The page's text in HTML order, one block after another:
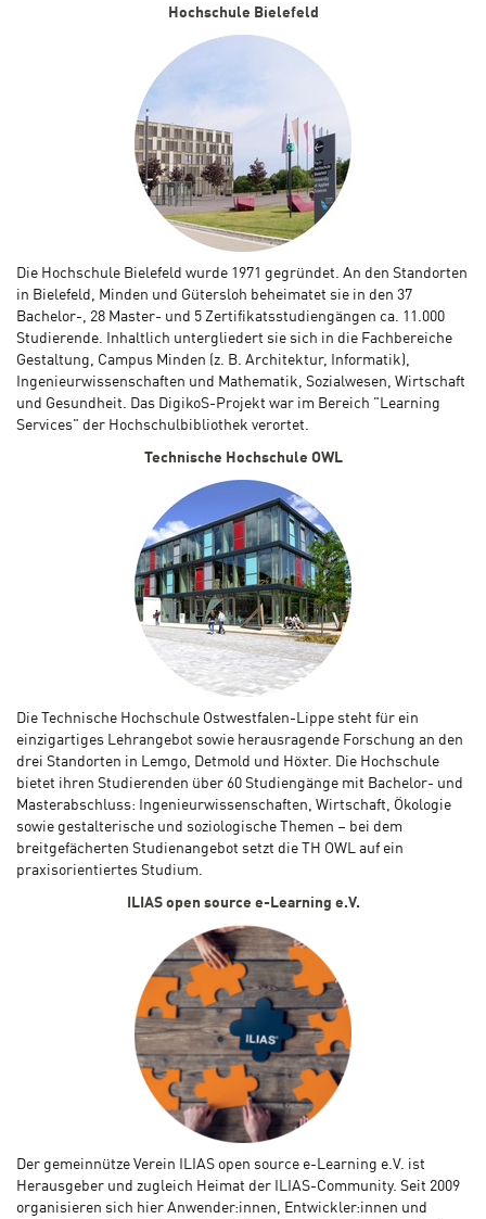
Hochschule Bielefeld
Die Hochschule Bielefeld wurde 1971 gegründet. An den Standorten
in Bielefeld, Minden und Gütersloh beheimatet sie in den 37
Bachelor-, 28 Master- und 5 Zertifikatsstudiengängen ca. 11.000
Studierende. Inhaltlich untergliedert sie sich in die Fachbereiche
Gestaltung, Campus Minden (z. B. Architektur, Informatik),
Ingenieurwissenschaften und Mathematik, Sozialwesen, Wirtschaft
und Gesundheit. Das DigikoS-Projekt war im Bereich "Learning
Services" der Hochschulbibliothek verortet.
Technische Hochschule OWL
Die Technische Hochschule Ostwestfalen-Lippe steht für ein
einzigartiges Lehrangebot sowie herausragende Forschung an den
drei Standorten in Lemgo, Detmold und Höxter. Die Hochschule
bietet ihren Studierenden über 60 Studiengänge mit Bachelor- und
Masterabschluss: Ingenieurwissenschaften, Wirtschaft, Ökologie
sowie gestalterische und soziologische Themen – bei dem
breitgefächerten Studienangebot setzt die TH OWL auf ein
praxisorientiertes Studium.
ILIAS open source e-Learning e.V.
Der gemeinnütze Verein ILIAS open source e-Learning e.V. ist
Herausgeber und zugleich Heimat der ILIAS-Community. Seit 2009
organisieren sich hier Anwender:innen, Entwickler:innen und